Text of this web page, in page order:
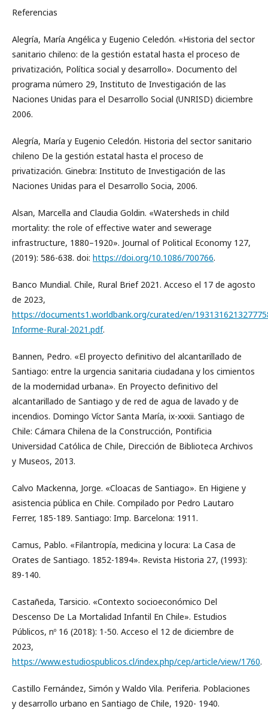
Referencias
Alegría, María Angélica y Eugenio Celedón. «Historia del sector
sanitario chileno: de la gestión estatal hasta el proceso de
privatización, Política social y desarrollo». Documento del
programa número 29, Instituto de Investigación de las
Naciones Unidas para el Desarrollo Social (UNRISD) diciembre
2006.
Alegría, María y Eugenio Celedón. Historia del sector sanitario
chileno De la gestión estatal hasta el proceso de
privatización. Ginebra: Instituto de Investigación de las
Naciones Unidas para el Desarrollo Socia, 2006.
Alsan, Marcella and Claudia Goldin. «Watersheds in child
mortality: the role of effective water and sewerage
infrastructure, 1880–1920». Journal of Political Economy 127,
(2019): 586-638. doi: https://doi.org/10.1086/700766.
Banco Mundial. Chile, Rural Brief 2021. Acceso el 17 de agosto
de 2023,
https://documents1.worldbank.org/curated/en/
Informe-Rural-2021.pdf.
Bannen, Pedro. «El proyecto definitivo del alcantarillado de
Santiago: entre la urgencia sanitaria ciudadana y los cimientos
de la modernidad urbana». En Proyecto definitivo del
alcantarillado de Santiago y de red de agua de lavado y de
incendios. Domingo Víctor Santa María, ix-xxxii. Santiago de
Chile: Cámara Chilena de la Construcción, Pontificia
Universidad Católica de Chile, Dirección de Biblioteca Archivos
y Museos, 2013.
Calvo Mackenna, Jorge. «Cloacas de Santiago». En Higiene y
asistencia pública en Chile. Compilado por Pedro Lautaro
Ferrer, 185-189. Santiago: Imp. Barcelona: 1911.
Camus, Pablo. «Filantropía, medicina y locura: La Casa de
Orates de Santiago. 1852-1894». Revista Historia 27, (1993):
89-140.
Castañeda, Tarsicio. «Contexto socioeconómico Del
Descenso De La Mortalidad Infantil En Chile». Estudios
Públicos, nº 16 (2018): 1-50. Acceso el 12 de diciembre de
2023,
https://www.estudiospublicos.cl/index.php/cep/article/view/1760.
Castillo Fernández, Simón y Waldo Vila. Periferia. Poblaciones
y desarrollo urbano en Santiago de Chile, 1920- 1940.